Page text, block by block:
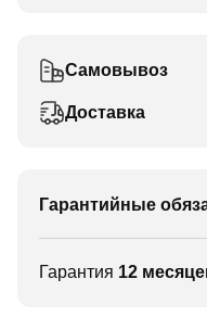
Самовывоз
Доставка
Гарантийные
Гарантия 12